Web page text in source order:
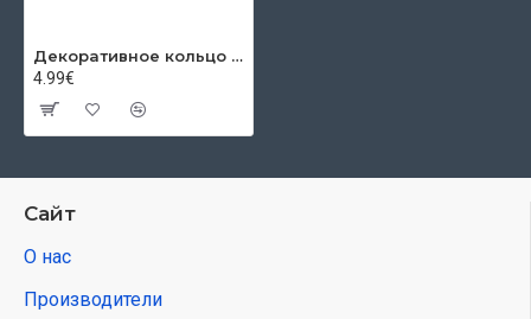
Декоративное кольцо Ø180x2мм
4.99€
Сайт
О нас
Производители